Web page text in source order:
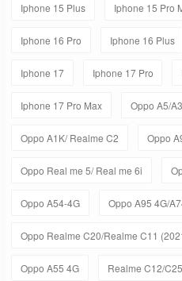
Iphone 15 Plus Iphone 15 Pro
Iphone 16 Pro Iphone 16 Plus
Iphone 17 Iphone 17 Pro
Iphone 17 Pro Max Oppo A5/
Oppo A1K/ Realme C2 Oppo
Oppo Real me 5/ Real me 6i
Oppo A54-4G Oppo A95 4G/
Oppo Realme C20/Realme C11
Oppo A55 4G Realme C12/